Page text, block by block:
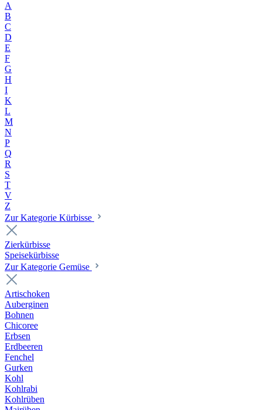
A
B
C
D
E
F
G
H
I
K
L
M
N
P
Q
R
S
T
V
Z
Zur Kategorie Kürbisse
Zierkürbisse
Speisekürbisse
Zur Kategorie Gemüse
Artischoken
Auberginen
Bohnen
Chicoree
Erbsen
Erdbeeren
Fenchel
Gurken
Kohl
Kohlrabi
Kohlrüben